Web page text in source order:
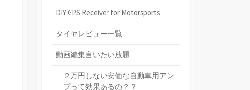
DIY GPS Receiver for Motorsports
タイヤレビュー一覧
動画編集言いたい放題
２万円しない安価な自動車用アン
プって効果あるの？？